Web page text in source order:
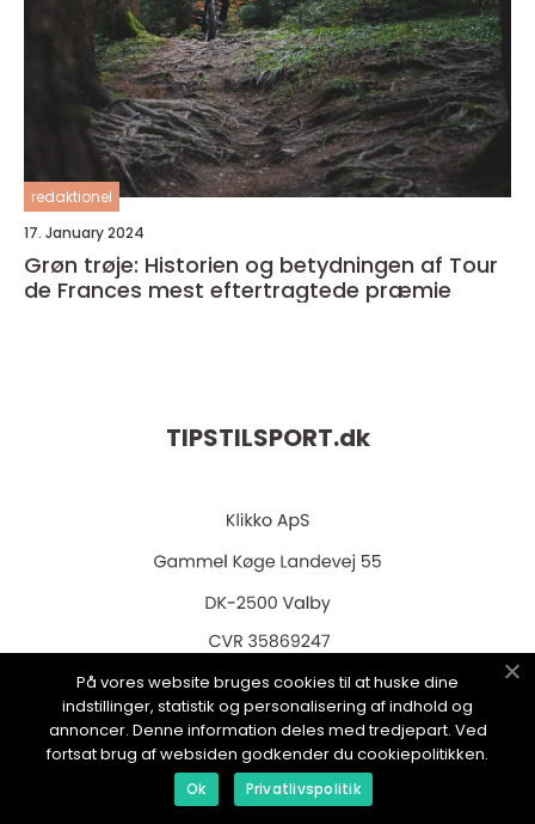
redaktionel
17. January 2024
Grøn trøje: Historien og betydningen af Tour
de Frances mest eftertragtede præmie
TIPSTILSPORT.dk
web:www.klikko.dk
Menu
På vores website bruges cookies til at huske dine
indstillinger, statistik og personalisering af indhold og
annoncer. Denne information deles med tredjepart. Ved
fortsat brug af websiden godkender du cookiepolitikken.
Ok Privatlivspolitik